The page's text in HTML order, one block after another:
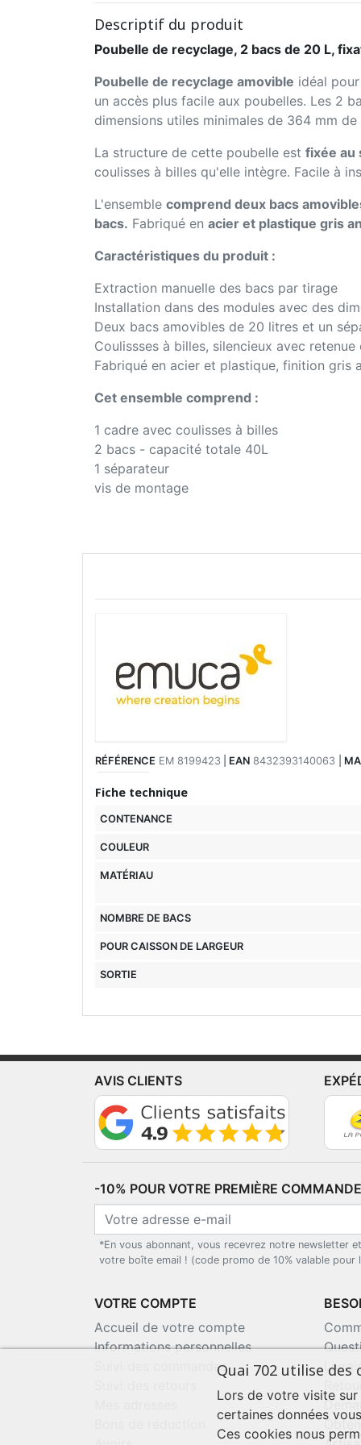
Descriptif du produit
Poubelle de recyclage, 2 bacs de 20 L,
Poubelle de recyclage amovible idéal
un accès plus facile aux poubelles. Les 2
dimensions utiles minimales de 364 mm
La structure de cette poubelle est fixée au
coulisses à billes qu'elle intègre. Facile à
L'ensemble comprend deux bacs
bacs. Fabriqué en acier et plastique gris
Caractéristiques du produit :
Extraction manuelle des bacs par tirage
Installation dans des modules avec des
Deux bacs amovibles de 20 litres et un
Coulissses à billes, silencieux avec
Fabriqué en acier et plastique, finition gris
Cet ensemble comprend :
1 cadre avec coulisses à billes
2 bacs - capacité totale 40L
1 séparateur
vis de montage
RÉFÉRENCE EM 8199423 EAN 8432393140063
Fiche technique
CONTENANCE
COULEUR
MATÉRIAU
NOMBRE DE BACS
POUR CAISSON DE LARGEUR
SORTIE
AVIS CLIENTS
-10% POUR VOTRE PREMIÈRE
*En vous abonnant, vous recevrez notre newsletter
votre boîte email ! (code promo de 10% valable pour
VOTRE COMPTE
Accueil de votre compte
Informations personnelles
Suivi des commandesQuai 702 utilise des
Lors de votre visite
certaines données
Ces cookies nous